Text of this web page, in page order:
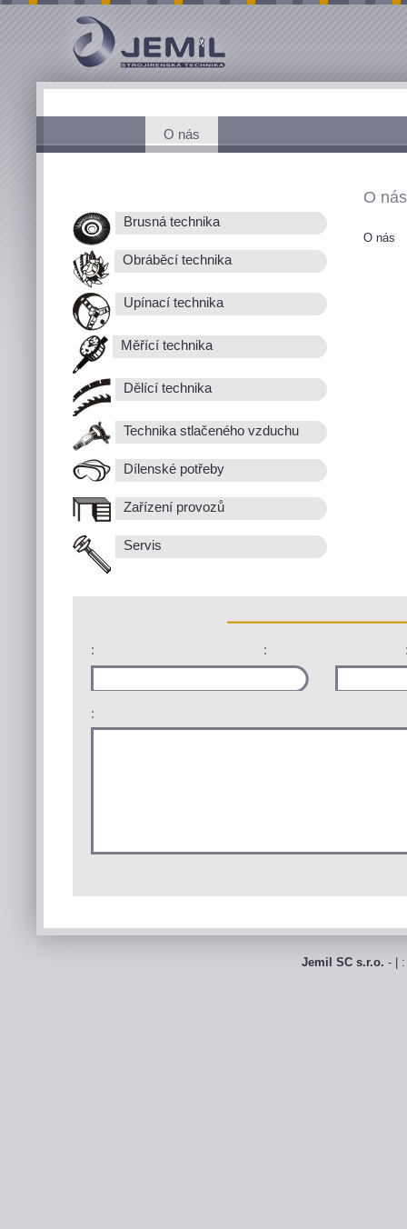
O nás
Brusná technika
Obráběcí technika
Upínací technika
Měřící technika
Dělící technika
Technika stlačeného vzduchu
Dílenské potřeby
Zařízení provozů
Servis
O nás
O nás
: :
:
Jemil SC s.r.o. - |